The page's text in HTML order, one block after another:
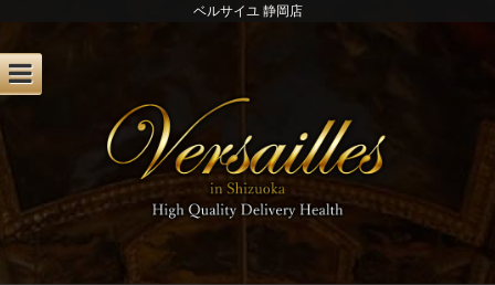
ベルサイユ 静岡店